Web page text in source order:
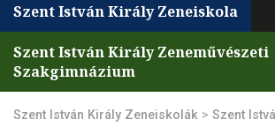
Szent István Király Zeneiskola
Szent István Király Zeneművészeti
Szakgimnázium
Szent István Király Zeneiskolák > Szent